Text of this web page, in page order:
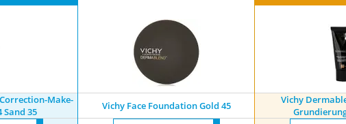
Make-
Sand 35
Vichy Face Foundation Gold 45
Vichy